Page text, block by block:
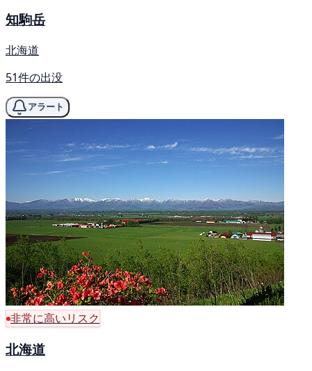
知駒岳
北海道
51件の出没
アラート
非常に高いリスク
北海道